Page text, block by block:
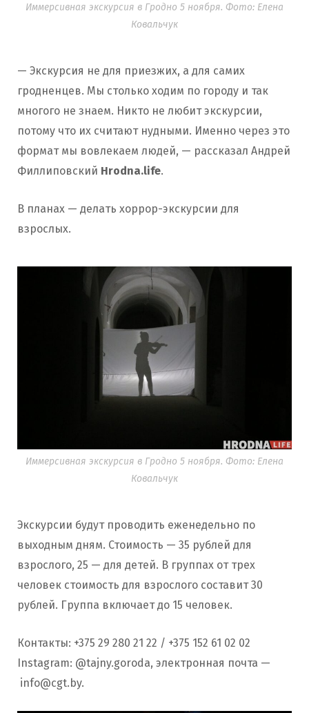
Иммерсивная экскурсия в Гродно 5 ноября. Фото: Елена
Ковальчук
— Экскурсия не для приезжих, а для самих
гродненцев. Мы столько ходим по городу и так
многого не знаем. Никто не любит экскурсии,
потому что их считают нудными. Именно через это
формат мы вовлекаем людей, — рассказал Андрей
Филлиповский Hrodna.life.
В планах — делать хоррор-экскурсии для
взрослых.
Иммерсивная экскурсия в Гродно 5 ноября. Фото: Елена
Ковальчук
Экскурсии будут проводить еженедельно по
выходным дням. Стоимость — 35 рублей для
взрослого, 25 — для детей. В группах от трех
человек стоимость для взрослого составит 30
рублей. Группа включает до 15 человек.
Контакты: +375 29 280 21 22 / +375 152 61 02 02
Instagram: @tajny.goroda, электронная почта —
info@cgt.by.